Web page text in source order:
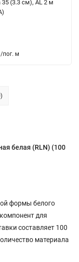
35 (3.3 см), AL 2 м
/пог. м
белая (RLN) (100
формы белого
для
составляет 100
материала